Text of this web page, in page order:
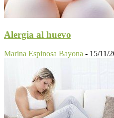
Alergia al huevo
Marina Espinosa Bayona - 15/11/